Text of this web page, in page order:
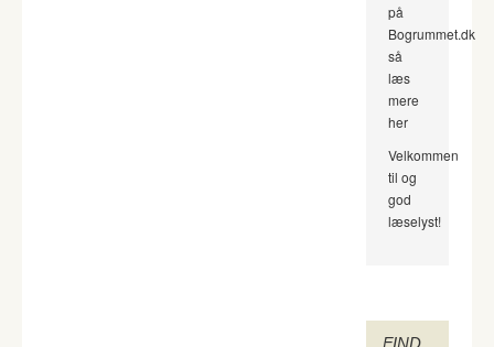
på
Bogrummet.dk
så
læs
mere
her
Velkommen
til og
god
læselyst!
FIND